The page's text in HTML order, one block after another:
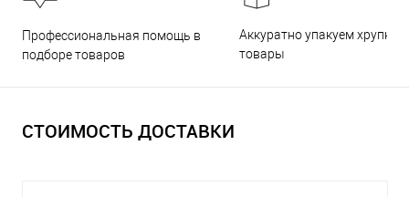
Профессиональная помощь в
подборе товаров
Аккуратно упакуем хрупкие
товары
СТОИМОСТЬ ДОСТАВКИ